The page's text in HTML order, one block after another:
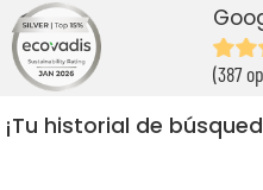
(387
¡Tu historial de